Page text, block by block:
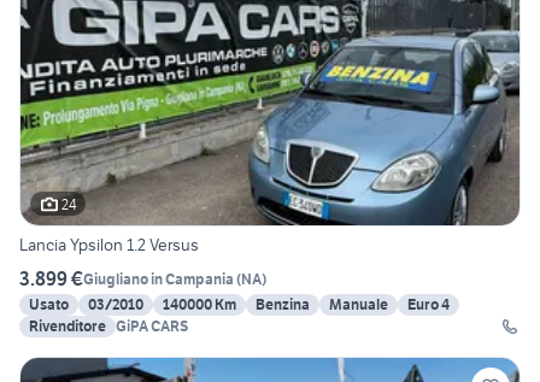
24
Lancia Ypsilon 1.2 Versus
3.899 €Giugliano in Campania (NA)
Usato
03/2010 140000 Km Benzina Manuale
Euro 4
Rivenditore GiPA CARS